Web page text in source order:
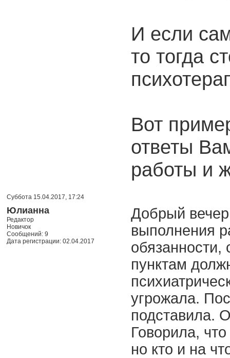
И если
то тогда
Вот
ответы
работы и
Суббота 15.04.2017, 17:24
Юлианна
Редактор
Новичок
Сообщений: 9
Дата регистрации: 02.04.2017
Добрый
выполнения
обязанности,
пунктам
угрожала.
подставила.
Говорила,
но кто и на